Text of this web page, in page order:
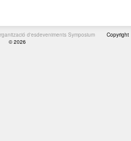
d'esdeveniments Symposium
Copyright
© 2026